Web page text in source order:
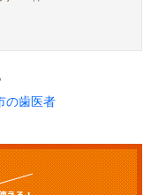
の歯医者